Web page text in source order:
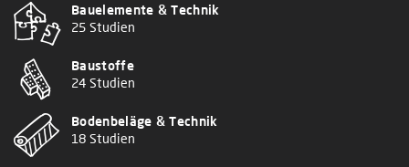
Bauelemente & Technik
25 Studien
Baustoffe
24 Studien
Bodenbeläge & Technik
18 Studien